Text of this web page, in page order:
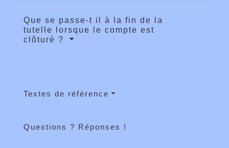
Que se passe-t il à la fin de la
tutelle lorsque le compte est
clôturé ?
Textes de référence
Questions ? Réponses !